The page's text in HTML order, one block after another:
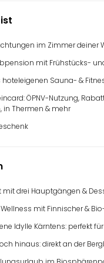
im Zimmer deiner
mit Frühstücks-
hoteleigenen Sauna- &
ÖPNV-Nutzung,
in Thermen & mehr
drei Hauptgängen &
mit Finnischer &
Idylle Kärntens: perfekt
hinaus: direkt an der